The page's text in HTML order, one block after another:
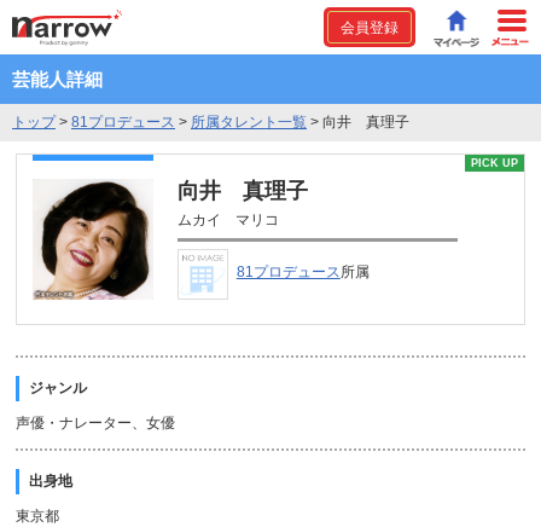
会員登録
芸能人詳細
トップ> 81プロデュース > 所属タレント一覧 > 向井 真理子
PICK UP
向井 真理子
ムカイ マリコ
81プロデュース所属
ジャンル
声優・ナレーター、女優
出身地
東京都